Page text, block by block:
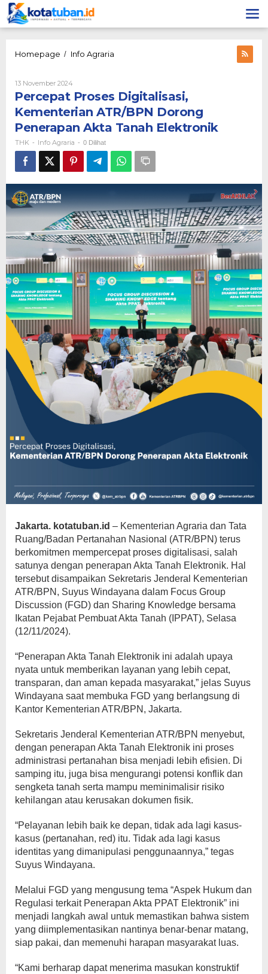
Lewati
ke
konten
Homepage / Info Agraria
ATR/BPN
Dorong
Penerapan
Akta
Elektronik
13 November 2024Oleh
THK
Percepat Proses Digitalisasi,
Kementerian ATR/BPN Dorong
Penerapan Akta Tanah Elektronik
THK - Info Agraria - 0 Dilihat
Jakarta. kotatuban.id – Kementerian Agraria dan Tata
Ruang/Badan Pertanahan Nasional (ATR/BPN) terus
berkomitmen mempercepat proses digitalisasi, salah
satunya dengan penerapan Akta Tanah Elektronik. Hal
tersebut disampaikan Sekretaris Jenderal Kementerian
ATR/BPN, Suyus Windayana dalam Focus Group
Discussion (FGD) dan Sharing Knowledge bersama
Ikatan Pejabat Pembuat Akta Tanah (IPPAT), Selasa
(12/11/2024).
“Penerapan Akta Tanah Elektronik ini adalah upaya
nyata untuk memberikan layanan yang lebih cepat,
transparan, dan aman kepada masyarakat,” jelas Suyus
Windayana saat membuka FGD yang berlangsung di
Kantor Kementerian ATR/BPN, Jakarta.
Sekretaris Jenderal Kementerian ATR/BPN menyebut,
dengan penerapan Akta Tanah Elektronik ini proses
administrasi pertanahan bisa menjadi lebih efisien. Di
samping itu, juga bisa mengurangi potensi konflik dan
sengketa tanah serta mampu meminimalisir risiko
kehilangan atau kerusakan dokumen fisik.
“Pelayanan lebih baik ke depan, tidak ada lagi kasus-
kasus (pertanahan, red) itu. Tidak ada lagi kasus
identitas yang dimanipulasi penggunaannya,” tegas
Suyus Windayana.
Melalui FGD yang mengusung tema “Aspek Hukum dan
Regulasi terkait Penerapan Akta PPAT Elektronik” ini
menjadi langkah awal untuk memastikan bahwa sistem
yang diimplementasikan nantinya benar-benar matang,
siap pakai, dan memenuhi harapan masyarakat luas.
“Kami berharap dapat menerima masukan konstruktif